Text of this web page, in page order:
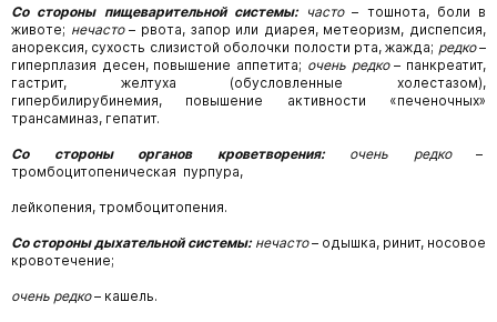
Со стороны пищеварительной системы: часто – тошнота, боли в
животе; нечасто – рвота, запор или диарея, метеоризм, диспепсия,
анорексия, сухость слизистой оболочки полости рта, жажда; редко–
гиперплазия десен, повышение аппетита; очень редко– панкреатит,
гастрит, желтуха (обусловленные холестазом),
гипербилирубинемия, повышение активности «печеночных»
трансаминаз, гепатит.
Со стороны органов кроветворения: очень редко
–
тромбоцитопеническая пурпура,
лейкопения, тромбоцитопения.
Со стороны дыхательной системы: нечасто – одышка, ринит, носовое
кровотечение;
очень редко– кашель.